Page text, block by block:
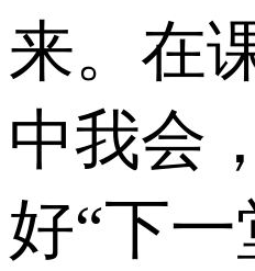
来。在
中我会
好“下一